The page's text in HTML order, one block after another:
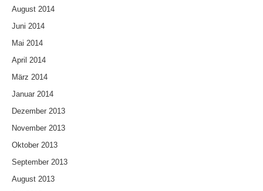
August 2014
Juni 2014
Mai 2014
April 2014
März 2014
Januar 2014
Dezember 2013
November 2013
Oktober 2013
September 2013
August 2013